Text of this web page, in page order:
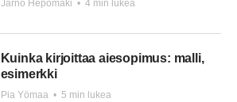
Jarno Hepomäki • 4 min lukea
Kuinka kirjoittaa aiesopimus: malli,
esimerkki
Pia Yömaa • 5 min lukea